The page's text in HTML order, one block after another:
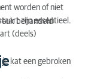
worden of niet
zijn essentieel.
behandeld
(deels)
je kat een gebroken